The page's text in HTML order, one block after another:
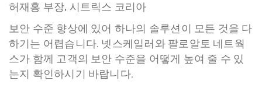
허재홍 부장, 시트릭스 코리아
보안 수준 향상에 있어 하나의 솔루션이 모든 것을 다
하기는 어렵습니다. 넷스케일러와 팔로알토 네트웍
스가 함께 고객의 보안 수준을 어떻게 높여 줄 수 있
는지 확인하시기 바랍니다.